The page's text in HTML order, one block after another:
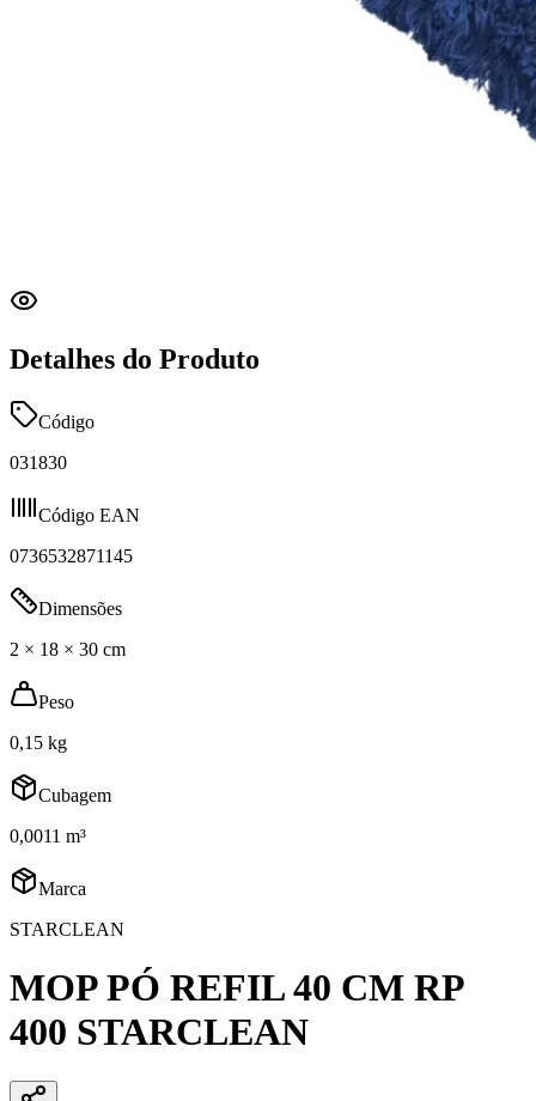
Detalhes do Produto
Código
031830
Código EAN
0736532871145
Dimensões
2 × 18 × 30 cm
Peso
0,15 kg
Cubagem
0,0011 m³
Marca
STARCLEAN
MOP PÓ REFIL 40 CM RP
400 STARCLEAN